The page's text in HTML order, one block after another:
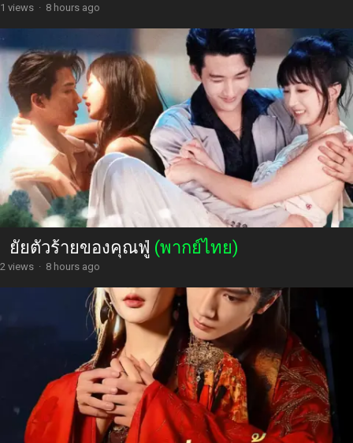
1 views · 8 hours ago
ยัยตัวร้ายของคุณฟู่ (พากย์ไทย)
2 views · 8 hours ago